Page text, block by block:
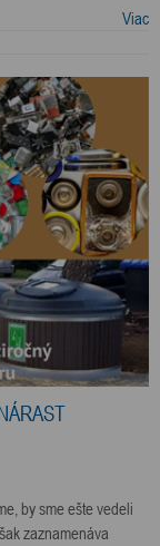
Viac
by sme ešte vedeli
zaznamenáva